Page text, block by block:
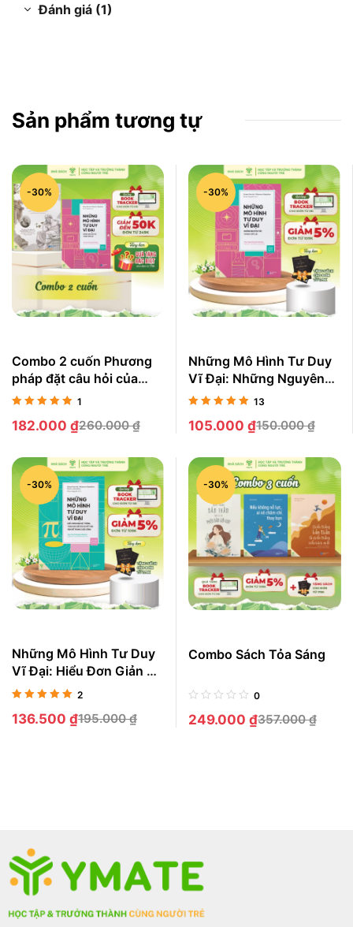
Đánh giá (1)
Sản phẩm tương tự
-30%
Combo 2 cuốn Phương
pháp đặt câu hỏi của
Socrates + Những
hạng5.005
1
260.000₫
182.000 ₫
-30%
Những Mô Hình Tư Duy
Vĩ Đại: Những Nguyên
Tắc Tư Duy Cốt Lõi
hạng5.005
13
150.000₫
105.000 ₫
-30%
Những Mô Hình Tư Duy
Vĩ Đại: Hiểu Đơn Giản Hệ
Thống, Toán Học Để Giải
Cuộc Sống
hạng5.005
2
195.000₫
136.500 ₫
-30%
Combo Sách Tỏa Sáng
0
357.000₫
249.000 ₫